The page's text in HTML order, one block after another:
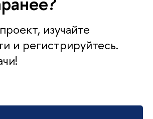
изучайте
и регистрируйтесь.